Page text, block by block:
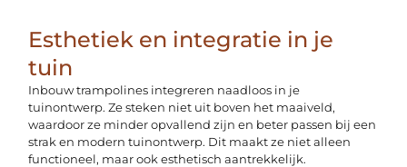
Esthetiek en integratie in je
tuin
Inbouw trampolines integreren naadloos in je
tuinontwerp. Ze steken niet uit boven het maaiveld,
waardoor ze minder opvallend zijn en beter passen bij een
strak en modern tuinontwerp. Dit maakt ze niet alleen
functioneel, maar ook esthetisch aantrekkelijk.